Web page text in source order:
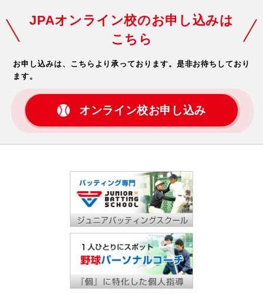
JPAオンライン校のお申し込みは
こちら
お申し込みは、こちらより承っております。 是非お待ちしており
ます。
オンライン校お申し込み